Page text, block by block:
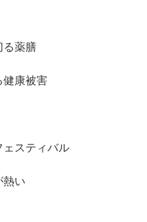
薬膳
康被害
スティバル
い